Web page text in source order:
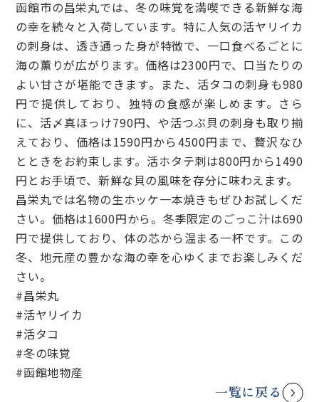
函館市の昌栄丸では、冬の味覚を満喫できる新鮮な海
の幸を続々と入荷しています。特に人気の活ヤリイカ
の刺身は、透き通った身が特徴で、一口食べるごとに
海の薫りが広がります。価格は2300円で、口当たりの
よい甘さが堪能できます。また、活タコの刺身も980
円で提供しており、独特の食感が楽しめます。さら
に、活〆真ほっけ790円、や活つぶ貝の刺身も取り揃
えており、価格は1590円から4500円まで、贅沢なひ
とときをお約束します。活ホタテ刺は800円から1490
円とお手頃で、新鮮な貝の風味を存分に味わえます。
昌栄丸では名物の生ホッケ一本焼きもぜひお試しくだ
さい。価格は1600円から。冬季限定のごっこ汁は690
円で提供しており、体の芯から温まる一杯です。この
冬、地元産の豊かな海の幸を心ゆくまでお楽しみくだ
さい。
#昌栄丸
#活ヤリイカ
#活タコ
#冬の味覚
#函館地物産
一覧に戻る